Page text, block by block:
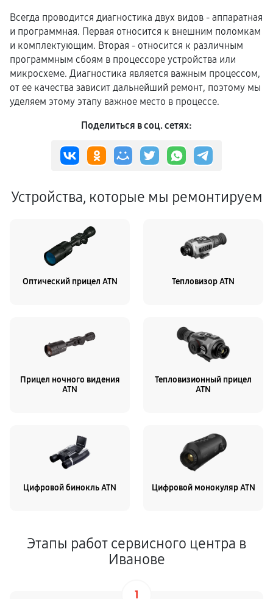
Всегда проводится диагностика двух видов - аппаратная
и программная. Первая относится к внешним поломкам
и комплектующим. Вторая - относится к различным
программным сбоям в процессоре устройства или
микросхеме. Диагностика является важным процессом,
от ее качества зависит дальнейший ремонт, поэтому мы
уделяем этому этапу важное место в процессе.
Поделиться в соц. сетях:
Устройства, которые мы ремонтируем
Оптический прицел ATN Тепловизор ATN
Прицел ночного видения
ATN
Тепловизионный прицел
ATN
Цифровой бинокль ATN Цифровой монокуляр ATN
Этапы работ сервисного центра в
Иванове
1